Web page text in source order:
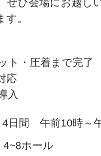
ひ会場にお越し
。
ト・圧着まで完了
応
入
4日間 午前10時～
4~8ホール